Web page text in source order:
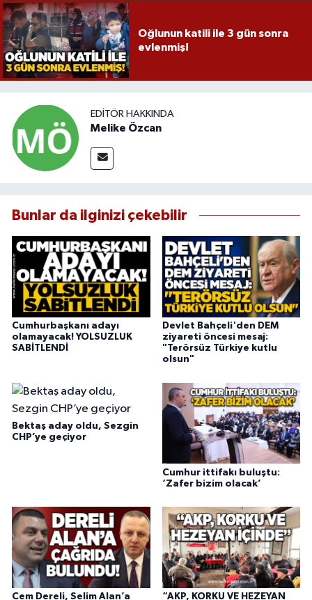
Oğlunun katili ile 3 gün sonra
evlenmiş!
EDITÖR HAKKINDA
Melike Özcan
Bunlar da ilginizi çekebilir
Cumhurbaşkanı adayı
olamayacak! YOLSUZLUK
SABİTLENDİ
Devlet Bahçeli'den DEM
ziyareti öncesi mesaj:
"Terörsüz Türkiye kutlu
olsun"
Bektaş aday oldu, Sezgin
CHP’ye geçiyor
Cumhur ittifakı buluştu:
‘Zafer bizim olacak’
Cem Dereli, Selim Alan’a
“AKP, KORKU VE HEZEYAN